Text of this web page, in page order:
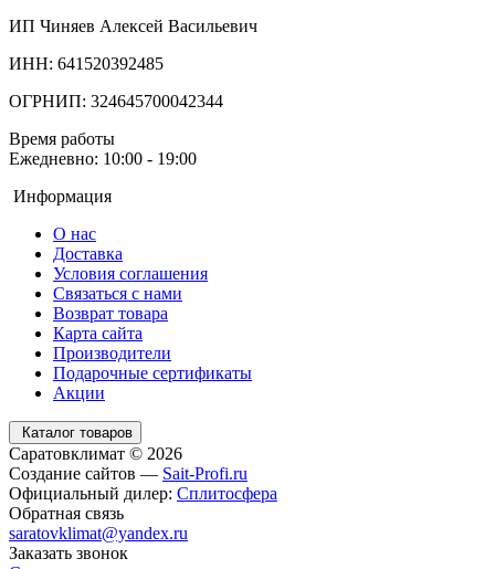
ИП Чиняев Алексей Васильевич
ИНН: 641520392485
ОГРНИП: 324645700042344
Время работы
Ежедневно: 10:00 - 19:00
Информация
О нас
Доставка
Условия соглашения
Связаться с нами
Возврат товара
Карта сайта
Производители
Подарочные сертификаты
Акции
Каталог товаров
Саратовклимат © 2026
Создание сайтов — Sait-Profi.ru
Официальный дилер: Сплитосфера
Обратная связь
saratovklimat@yandex.ru
Заказать звонок